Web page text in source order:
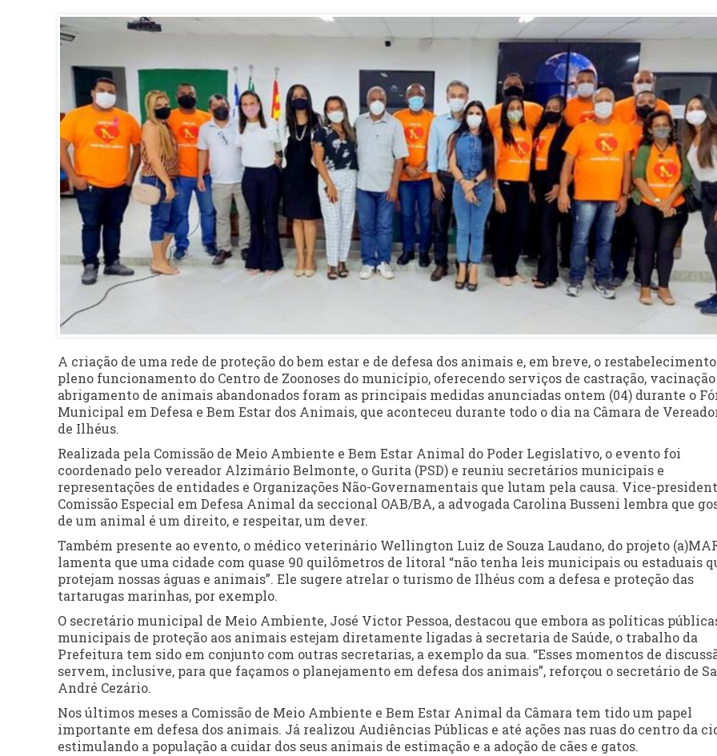
A criação de uma rede de proteção do bem estar e de defesa dos animais e, em breve, o
pleno funcionamento do Centro de Zoonoses do município, oferecendo serviços de castração, vacinação
abrigamento de animais abandonados foram as principais medidas anunciadas ontem (04) durante o
Municipal em Defesa e Bem Estar dos Animais, que aconteceu durante todo o dia na Câmara de
de Ilhéus.
Realizada pela Comissão de Meio Ambiente e Bem Estar Animal do Poder Legislativo, o evento foi
coordenado pelo vereador Alzimário Belmonte, o Gurita (PSD) e reuniu secretários municipais e
representações de entidades e Organizações Não-Governamentais que lutam pela causa. Vice-
Comissão Especial em Defesa Animal da seccional OAB/BA, a advogada Carolina Busseni lembra que
de um animal é um direito, e respeitar, um dever.
Também presente ao evento, o médico veterinário Wellington Luiz de Souza Laudano, do projeto
lamenta que uma cidade com quase 90 quilômetros de litoral “não tenha leis municipais ou estaduais
protejam nossas águas e animais”. Ele sugere atrelar o turismo de Ilhéus com a defesa e proteção das
tartarugas marinhas, por exemplo.
O secretário municipal de Meio Ambiente, José Victor Pessoa, destacou que embora as políticas
municipais de proteção aos animais estejam diretamente ligadas à secretaria de Saúde, o trabalho da
Prefeitura tem sido em conjunto com outras secretarias, a exemplo da sua. “Esses momentos de
servem, inclusive, para que façamos o planejamento em defesa dos animais”, reforçou o secretário de
André Cezário.
Nos últimos meses a Comissão de Meio Ambiente e Bem Estar Animal da Câmara tem tido um papel
importante em defesa dos animais. Já realizou Audiências Públicas e até ações nas ruas do centro da
estimulando a população a cuidar dos seus animais de estimação e a adoção de cães e gatos.